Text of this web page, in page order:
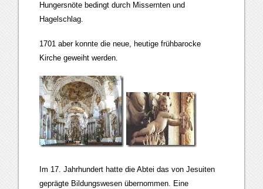
Hungersnöte bedingt durch Missernten und
Hagelschlag.
1701 aber konnte die neue, heutige frühbarocke
Kirche geweiht werden.
Im 17. Jahrhundert hatte die Abtei das von Jesuiten
geprägte Bildungswesen übernommen. Eine